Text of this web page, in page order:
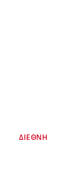
ΔΙΕΘΝΉ